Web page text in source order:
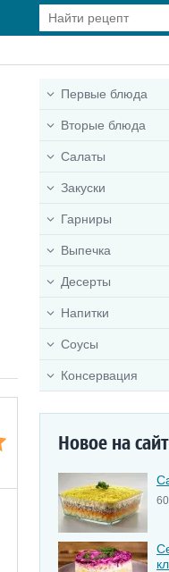
Первые блюда
Вторые блюда
Салаты
Закуски
Гарниры
Выпечка
Десерты
Напитки
Соусы
Консервация
Новое на